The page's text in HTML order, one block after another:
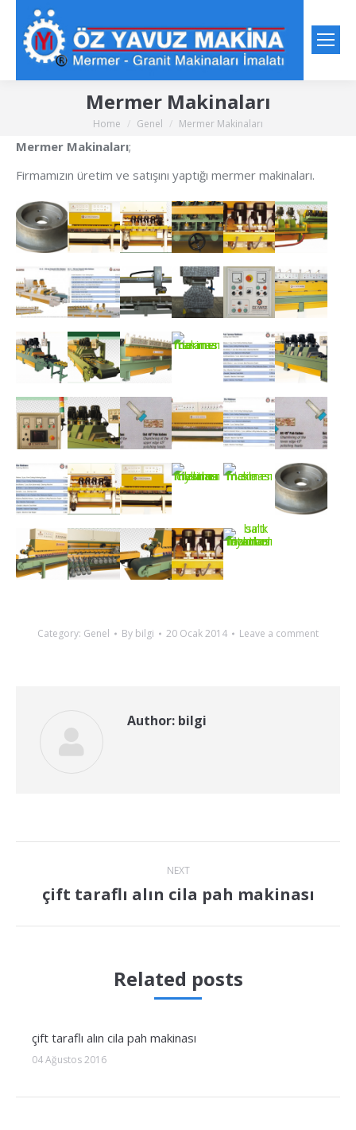
Mermer Makinaları
You are here:
Home Genel Mermer Makinaları
Mermer Makinaları;
Firmamızın üretim ve satışını yaptığı mermer makinaları.
Category: Genel By bilgi 20 Ocak 2014 Leave a comment
Author: bilgi
navigation
NEXT
Next
çift taraflı alın cila pah makinası
Related posts
çift taraflı alın cila pah makinası
04 Ağustos 2016